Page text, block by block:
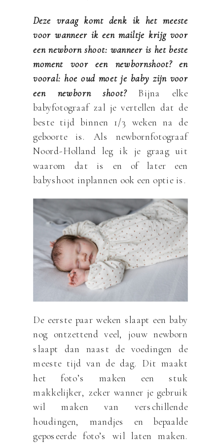
Deze vraag komt denk ik het meeste
voor wanneer ik een mailtje krijg voor
een newborn shoot: wanneer is het beste
moment voor een newbornshoot? en
vooral: hoe oud moet je baby zijn voor
een newborn shoot? Bijna elke
babyfotograaf zal je vertellen dat de
beste tijd binnen 1/3 weken na de
geboorte is. Als newbornfotograaf
Noord-Holland leg ik je graag uit
waarom dat is en of later een
babyshoot inplannen ook een optie is.
De eerste paar weken slaapt een baby
nog ontzettend veel, jouw newborn
slaapt dan naast de voedingen de
meeste tijd van de dag. Dit maakt
het foto’s maken een stuk
makkelijker, zeker wanner je gebruik
wil maken van verschillende
houdingen, mandjes en bepaalde
geposeerde foto’s wil laten maken.